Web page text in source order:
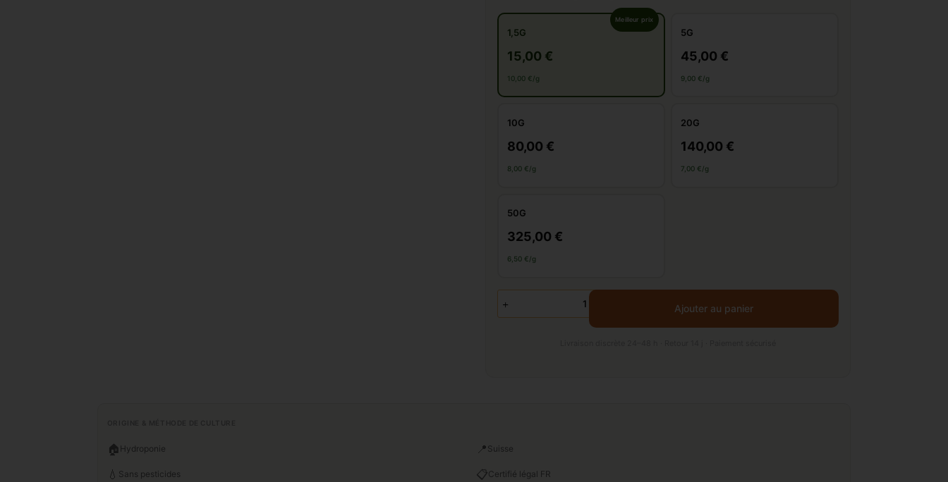
Meilleur prix
1,5G
15,00 €
10,00 €/g
5G
45,00 €
9,00 €/g
10G
80,00 €
8,00 €/g
20G
140,00 €
7,00 €/g
50G
325,00 €
6,50 €/g
Ajouter au panier
🏠 Hydroponie 📍 Suisse
💧 Sans pesticides 📋Certifié légal FR